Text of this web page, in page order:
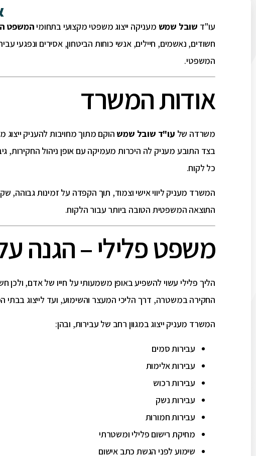
עו"ד שובל שמש מעניקה ייצוג משפטי מקצועי בתחומיהמשפט
חשודים, נאשמים, חיילים, אנשי כוחות הביטחון, אסירים ונפגעי
המשפטי.
אודות המשרד
משרדה של עו"ד שובל שמשהוקם מתוך מחויבות להעניק
בצד התובע מעניק לה היכרות מעמיקה עם אופן ניהול החקירות,
כל לקוח.
המשרד מעניק ליווי אישי וצמוד, תוך הקפדה על זמינות
התוצאה המשפטית הטובה ביותר עבור הלקוח.
משפט פלילי – הגנה
הליך פלילי עשוי להשפיע באופן משמעותי על חייו של אדם, ולכן
החקירה במשטרה, דרך הליכי המעצר והשימוע, ועד לייצוג
המשרד מעניק ייצוג במגוון רחב של עבירות, ובהן:
עבירות סמים
עבירות אלימות
עבירות רכוש
עבירות נשק
עבירות חמורות
מחיקת רישום פלילי ומשטרתי
שימוע לפני הגשת כתב אישום